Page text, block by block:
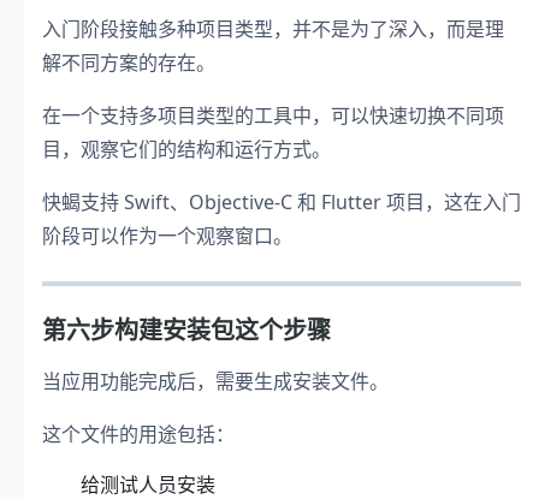
入门阶段接触多种项目类型，并不是为了深入，而是理
解不同方案的存在。
在一个支持多项目类型的工具中，可以快速切换不同项
目，观察它们的结构和运行方式。
快蝎支持 Swift、Objective-C 和 Flutter 项目，这在入门
阶段可以作为一个观察窗口。
第六步构建安装包这个步骤
当应用功能完成后，需要生成安装文件。
这个文件的用途包括：
给测试人员安装